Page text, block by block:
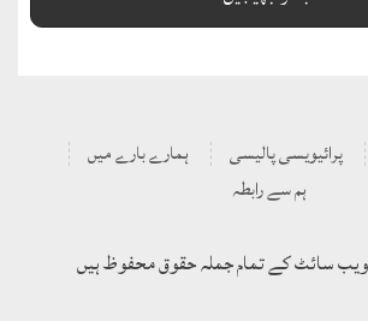
پرائیویسی پالیسی
ہمارے بارے میں
ہم سے رابطہ